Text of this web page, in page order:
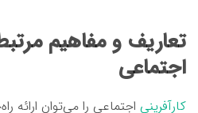
تعاریف و مفاهیم
اجتماعی
کارآفرینی اجتماعی را می‌توان ارائه